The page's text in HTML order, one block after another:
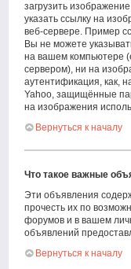
загрузить
указать ссылку на
веб-сервере. Пример
Вы не можете
на вашем компьютере
сервером), ни на
аутентификация, как,
Yahoo, защищённые
на изображения
Вернуться к началу
Что такое важные
Эти объявления
прочесть их по
форумов и в вашем
объявлений
Вернуться к началу